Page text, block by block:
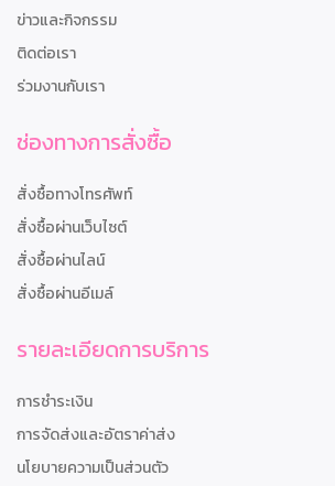
ข่าวและกิจกรรม
ติดต่อเรา
ร่วมงานกับเรา
ช่องทางการสั่งซื้อ
สั่งซื้อทางโทรศัพท์
สั่งซื้อผ่านเว็บไซต์
สั่งซื้อผ่านไลน์
สั่งซื้อผ่านอีเมล์
รายละเอียดการบริการ
การชำระเงิน
การจัดส่งและอัตราค่าส่ง
นโยบายความเป็นส่วนตัว